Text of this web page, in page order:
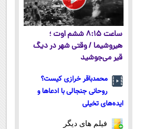
ساعت ۸:۱۵ ششم اوت ؛
هیروشیما / وقتی شهر در دیگ
قیر می‌جوشید
محمدباقر خرازی کیست؟
روحانی جنجالی با ادعاها و
ایده‌های تخیلی
فیلم های دیگر